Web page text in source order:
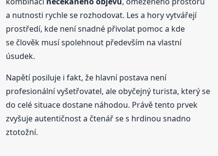
a nutnosti rychle se rozhodovat. Les a hory vytvářejí
prostředí, kde není snadné přivolat pomoc a kde
se člověk musí spolehnout především na vlastní
úsudek.
Napětí posiluje i fakt, že hlavní postava není
profesionální vyšetřovatel, ale obyčejný turista, který se
do celé situace dostane náhodou. Právě tento prvek
zvyšuje autentičnost a čtenář se s hrdinou snadno
ztotožní.